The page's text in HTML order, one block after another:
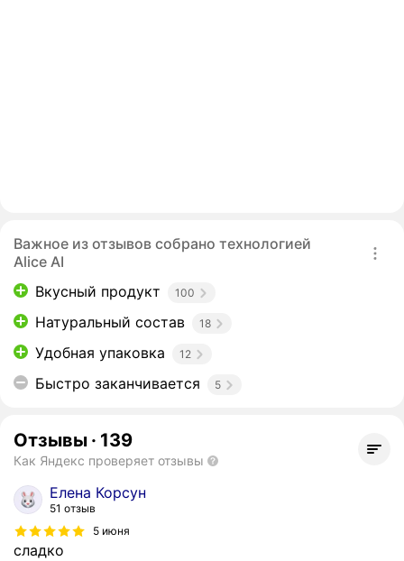
Важное из отзывов собрано технологией
Alice AI
Вкусный продукт
100
Натуральный состав 18
Удобная упаковка 12
Быстро заканчивается 5
Отзывы · 139
Как Яндекс проверяет отзывы
Елена Корсун
51 отзыв
5 июня
сладко